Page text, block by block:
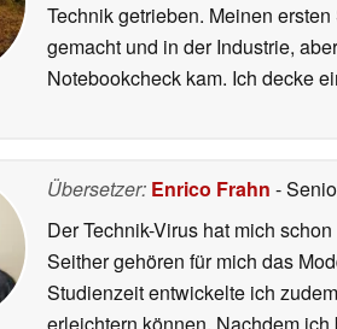
Technik getrieben. Meinen
gemacht und in der Industrie,
Notebookcheck kam. Ich decke
Übersetzer: Enrico Frahn -
Der Technik-Virus hat mich
Seither gehören für mich das
Studienzeit entwickelte ich